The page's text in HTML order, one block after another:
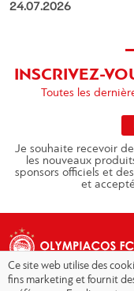
24.07.2026
INSCRIVEZ-
Toutes les
Je souhaite recevoir
les nouveaux
sponsors officiels et
et accepté
Ce site web utilise des
fins marketing et fournit